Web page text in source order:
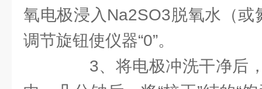
氧电极浸入Na2SO3脱氧水（
调节旋钮使仪器“0”。
3、将电极冲洗干净后，